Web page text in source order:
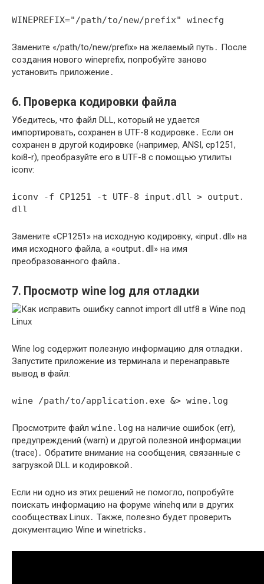
WINEPREFIX="/path/to/new/prefix" winecfg
Замените «/path/to/new/prefix» на желаемый путь․ После
создания нового wineprefix, попробуйте заново
установить приложение․
6․ Проверка кодировки файла
Убедитесь, что файл DLL, который не удается
импортировать, сохранен в UTF-8 кодировке․ Если он
сохранен в другой кодировке (например, ANSI, cp1251,
koi8-r), преобразуйте его в UTF-8 с помощью утилиты
iconv:
iconv -f CP1251 -t UTF-8 input․dll > output․
dll
Замените «CP1251» на исходную кодировку, «input․dll» на
имя исходного файла, а «output․dll» на имя
преобразованного файла․
7․ Просмотр wine log для отладки
Wine log содержит полезную информацию для отладки․
Запустите приложение из терминала и перенаправьте
вывод в файл:
wine /path/to/application․exe &> wine․log
Просмотрите файл wine․log на наличие ошибок (err),
предупреждений (warn) и другой полезной информации
(trace)․ Обратите внимание на сообщения, связанные с
загрузкой DLL и кодировкой․
Если ни одно из этих решений не помогло, попробуйте
поискать информацию на форуме winehq или в других
сообществах Linux․ Также, полезно будет проверить
документацию Wine и winetricks․